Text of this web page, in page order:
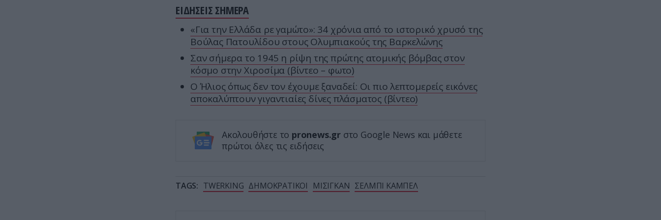
ΕΙΔΗΣΕΙΣ ΣΗΜΕΡΑ
«Για την Ελλάδα ρε γαμώτο»: 34 χρόνια από το ιστορικό χρυσό της
Βούλας Πατουλίδου στους Ολυμπιακούς της Βαρκελώνης
Σαν σήμερα το 1945 η ρίψη της πρώτης ατομικής βόμβας στον
κόσμο στην Χιροσίμα (βίντεο – φωτο)
Ο Ήλιος όπως δεν τον έχουμε ξαναδεί: Οι πιο λεπτομερείς εικόνες
αποκαλύπτουν γιγαντιαίες δίνες πλάσματος (βίντεο)
Ακολουθήστε το pronews.gr στο Google News και μάθετε
πρώτοι όλες τις ειδήσεις
TAGS: TWERKING ΔΗΜΟΚΡΑΤΙΚΟΙ ΜΙΣΙΓΚΑΝ ΣΕΛΜΠΙ ΚΑΜΠΕΛ